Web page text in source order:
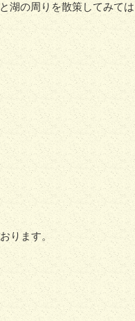
湖の周りを散策してみては
ります。